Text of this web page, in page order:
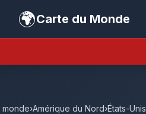
🌍Carte du Monde
monde›Amérique du Nord›États-Unis